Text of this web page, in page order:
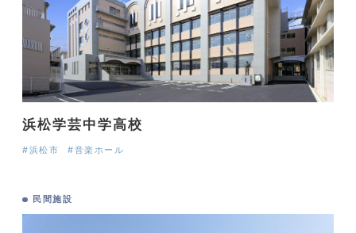
浜松学芸中学高校
#浜松市 #音楽ホール
民間施設